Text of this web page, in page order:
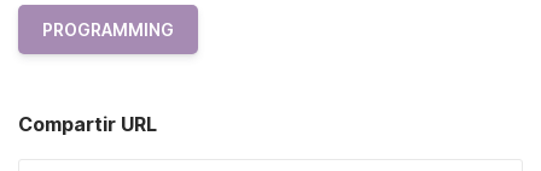
PROGRAMMING
Compartir URL